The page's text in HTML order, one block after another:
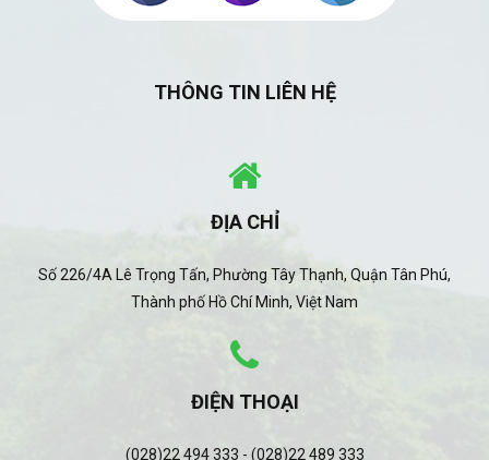
THÔNG TIN LIÊN HỆ
ĐỊA CHỈ
Số 226/4A Lê Trọng Tấn, Phường Tây Thạnh, Quận Tân Phú,
Thành phố Hồ Chí Minh, Việt Nam
ĐIỆN THOẠI
(028)22 494 333 - (028)22 489 333